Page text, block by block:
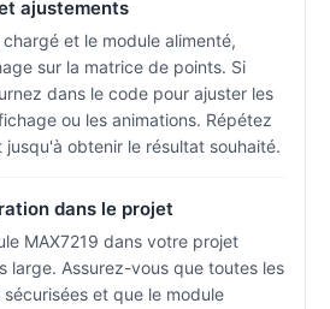
ajustements
et le module alimenté,
sur la matrice de points. Si
dans le code pour ajuster les
ou les animations. Répétez
jusqu'à obtenir le résultat souhaité.
dans le projet
MAX7219 dans votre projet
large. Assurez-vous que toutes les
et que le module